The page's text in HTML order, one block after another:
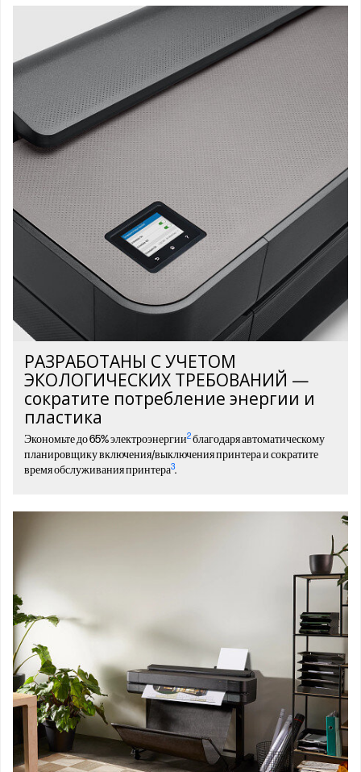
РАЗРАБОТАНЫ С УЧЕТОМ
ЭКОЛОГИЧЕСКИХ ТРЕБОВАНИЙ —
сократите потребление энергии и
пластика
Экономьте до 65% электроэнергии2благодаря автоматическому
планировщику включения/выключения принтера и сократите
время обслуживания принтера3.